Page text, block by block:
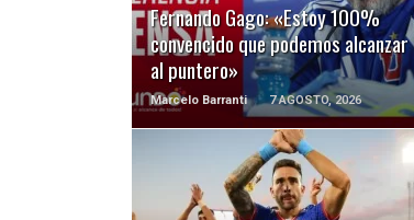
Fernando Gago: «Estoy 100%
convencido que podemos alcanzar
al puntero»
Marcelo Barranti 7 AGOSTO, 2026